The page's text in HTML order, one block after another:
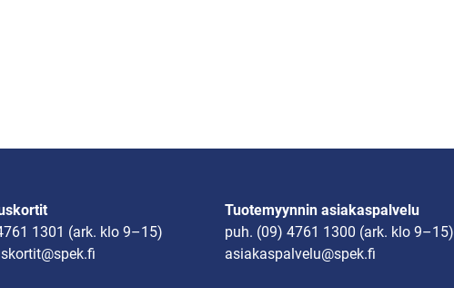
1301 (ark. klo 9–15)
Tuotemyynnin asiakaspalvelu
puh. (09) 4761 1300 (ark. klo 9–15)
asiakaspalvelu@spek.fi